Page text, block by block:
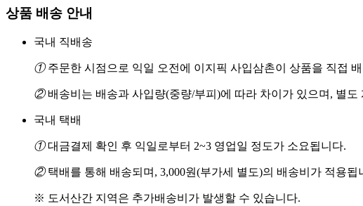
상품 배송 안내
국내 직배송
①주문한 시점으로 익일 오전에 이지픽 사입삼촌이 상품을 직접
②배송비는 배송과 사입량(중량/부피)에 따라 차이가 있으며, 별도
국내 택배
①대금결제 확인 후 익일로부터 2~3 영업일 정도가 소요됩니다.
②택배를 통해 배송되며, 3,000원(부가세 별도)의 배송비가 적용됩
※ 도서산간 지역은 추가배송비가 발생할 수 있습니다.